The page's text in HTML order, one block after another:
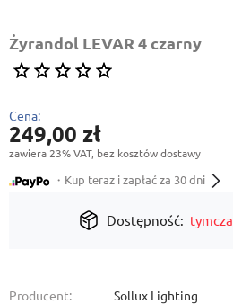
Żyrandol LEVAR 4 czarny
Cena:
249,00 zł
zawiera 23% VAT, bez kosztów dostawy
・Kup teraz i zapłać za 30 dni
Dostępność:
Producent:
Sollux Lighting